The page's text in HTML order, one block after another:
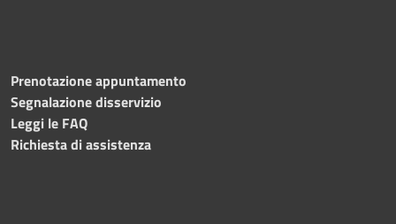
Prenotazione appuntamento
Segnalazione disservizio
Leggi le FAQ
Richiesta di assistenza